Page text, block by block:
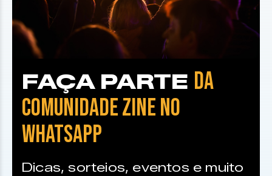
FAÇA PARTE DA
COMUNIDADE ZINE NO
WHATSAPP
Dicas, sorteios, eventos e muito